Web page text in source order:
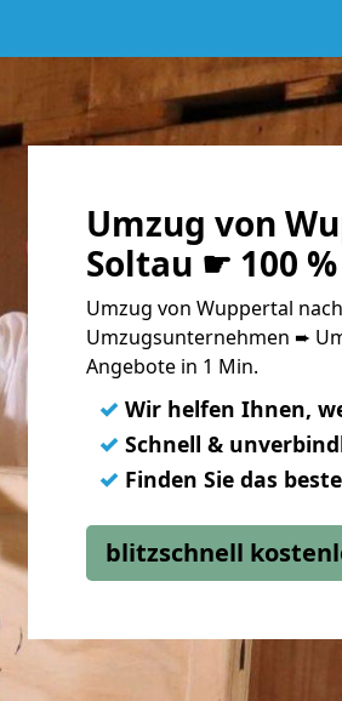
Umzug von
Soltau ☛ 100
Umzug von Wuppertal
Umzugsunternehmen ➨
Angebote in 1 Min.
✓ Wir helfen Ihnen,
✓ Schnell &
✓ Finden Sie das
blitzschnell